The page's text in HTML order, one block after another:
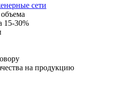
сети
15-30%
на продукцию